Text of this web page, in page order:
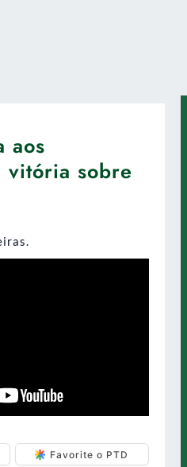
aos
vitória sobre
Favorite o PTD